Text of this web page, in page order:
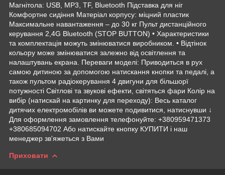
Магнітола: USB, MP3, TF, Bluetooth Підставка для ніг
Комфортне сидіння Матеріал корпусу: міцний пластик
Максимальне навантаження – до 30 кг Пульт дистанційного
керування 2,4G Bluetooth (STOP BUTTON) • Характеристики
та комплектація можуть змінюватися виробником. • Відтінок
кольору може змінюватися залежно від освітлення та
налаштувань екрана. Переваги моделі: Приводиться в рух
самою дитиною за допомогою натискання кнопки та педалі, а
також пультом радіокерування 4 двигуни для більшорї
потужності Світлові та звукові ефекти, світяться фари Колір на
вибір (натискай на картинку для переходу): Весь каталог
дитячих електромобілів ви можете подивитися, натиснувши ↓
Для оформлення замовлення телефонуйте: +380959471373
+380685094702 Або натискайте кнопку КУПИТИ і наш
менеджер зв'яжеться з Вами
Приховати